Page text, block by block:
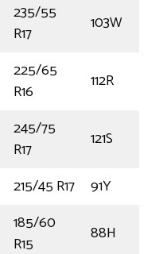
235/55
R17
103W
225/65
R16
112R
245/75
R17
121S
215/45 R17
91Y
185/60
R15
88H